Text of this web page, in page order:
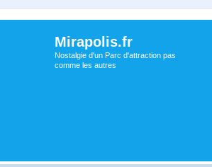
Mirapolis.fr
Nostalgie d'un Parc d'attraction pas
comme les autres